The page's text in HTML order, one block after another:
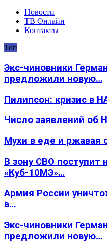
Новости
ТВ Онлайн
Контакты
Топ
Экс-чиновники
предложили новую…
Пилипсон: кризис в
Число заявлений об
Мухи в еде и ржавая
В зону СВО поступит
«Куб-10МЭ»…
Армия России
в…
Экс-чиновники
предложили новую…